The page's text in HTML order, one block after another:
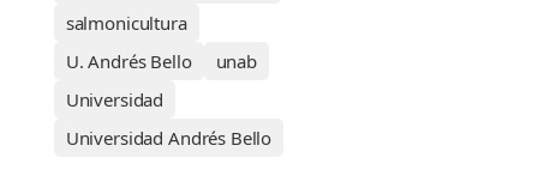
salmonicultura
U. Andrés Bello
unab
Universidad
Universidad Andrés Bello